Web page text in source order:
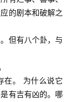
的剧本和破解之
但有八个卦，与
在。 为什么说它
有吉有凶的。哪